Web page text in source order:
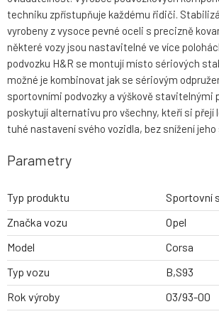
techniku zpřístupňuje každému řidiči.
vyrobeny z vysoce pevné oceli s precizně
některé vozy jsou nastavitelné ve více
podvozku H&R se montují místo sériových
možné je kombinovat jak se sériovým
sportovními podvozky a výškově stavitelnými
poskytují alternativu pro všechny, kteří si přejí
tuhé nastavení svého vozidla, bez snížení jeho
Parametry
Typ produktu
Sportovní
Značka vozu
Opel
Model
Corsa
Typ vozu
B,S93
Rok výroby
03/93-00